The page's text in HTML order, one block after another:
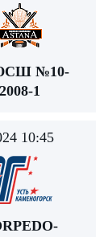
№10-
2008-1
10:45